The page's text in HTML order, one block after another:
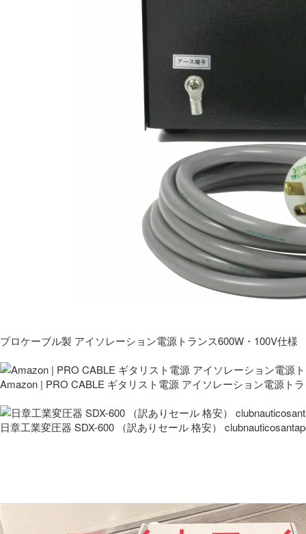
プロケーブル製 アイソレーション電源トランス600W・100V仕様
Amazon | PRO CABLE ギタリスト電源 アイソレーション電源ト
日章工業変圧器 SDX-600 （訳ありセール 格安）